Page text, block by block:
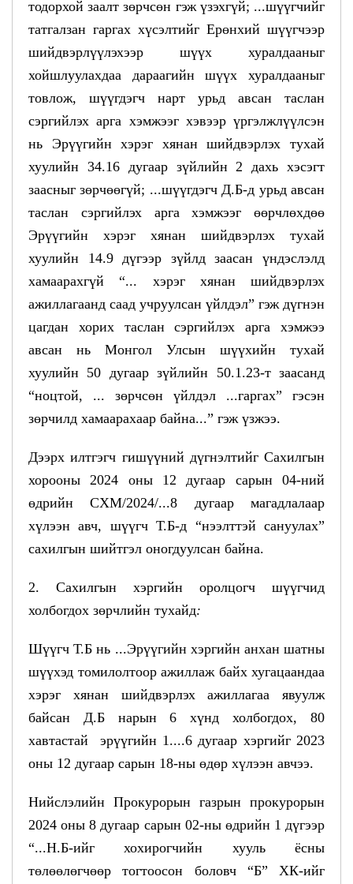
тодорхой заалт зөрчсөн гэж үзэхгүй; ...шүүгчийг
татгалзан гаргах хүсэлтийг Ерөнхий шүүгчээр
шийдвэрлүүлэхээр шүүх хуралдааныг
хойшлуулахдаа дараагийн шүүх хуралдааныг
товлож, шүүгдэгч нарт урьд авсан таслан
сэргийлэх арга хэмжээг хэвээр үргэлжлүүлсэн
нь Эрүүгийн хэрэг хянан шийдвэрлэх тухай
хуулийн 34.16 дугаар зүйлийн 2 дахь хэсэгт
заасныг зөрчөөгүй; ...шүүгдэгч Д.Б-д урьд авсан
таслан сэргийлэх арга хэмжээг өөрчлөхдөө
Эрүүгийн хэрэг хянан шийдвэрлэх тухай
хуулийн 14.9 дүгээр зүйлд заасан үндэслэлд
хамаарахгүй “... хэрэг хянан шийдвэрлэх
ажиллагаанд саад учруулсан үйлдэл” гэж дүгнэн
цагдан хорих таслан сэргийлэх арга хэмжээ
авсан нь Монгол Улсын шүүхийн тухай
хуулийн 50 дугаар зүйлийн 50.1.23-т заасанд
“ноцтой, ... зөрчсөн үйлдэл ...гаргах” гэсэн
зөрчилд хамаарахаар байна...” гэж үзжээ.
Дээрх илтгэгч гишүүний дүгнэлтийг Сахилгын
хорооны 2024 оны 12 дугаар сарын 04-ний
өдрийн СХМ/2024/...8 дугаар магадлалаар
хүлээн авч, шүүгч Т.Б-д “нээлттэй сануулах”
сахилгын шийтгэл оногдуулсан байна.
2.
Сахилгын хэргийн оролцогч шүүгчид
холбогдох зөрчлийн тухайд:
Шүүгч Т.Б нь ...Эрүүгийн хэргийн анхан шатны
шүүхэд томилолтоор ажиллаж байх хугацаандаа
хэрэг хянан шийдвэрлэх ажиллагаа явуулж
байсан Д.Б нарын 6 хүнд холбогдох, 80
хавтастай эрүүгийн 1....6 дугаар хэргийг 2023
оны 12 дугаар сарын 18-ны өдөр хүлээн авчээ.
Нийслэлийн Прокурорын газрын прокурорын
2024 оны 8 дугаар сарын 02-ны өдрийн 1 дүгээр
“...Н.Б-ийг хохирогчийн хууль ёсны
төлөөлөгчөөр тогтоосон боловч “Б” ХК-ийг